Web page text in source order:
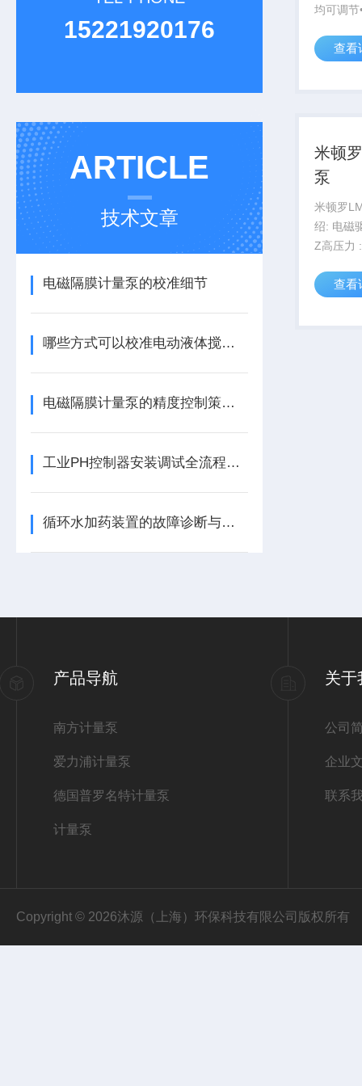
15221920176
ARTICLE
技术文章
电磁隔膜计量泵的校准细节
哪些方式可以校准电动液体搅拌机
电磁隔膜计量泵的精度控制策略与实践
工业PH控制器安装调试全流程，这4个错误操作导致80%的故障！
循环水加药装置的故障诊断与处理
均可调节
器
查看
米顿
泵
米顿罗
绍: 电磁
Z高压力
方式 可
查看
产品导航
南方计量泵
爱力浦计量泵
德国普罗名特计量泵
计量泵
关于
公司
企业
联系
Copyright © 2026沐源（上海）环保科技有限公司版权所有